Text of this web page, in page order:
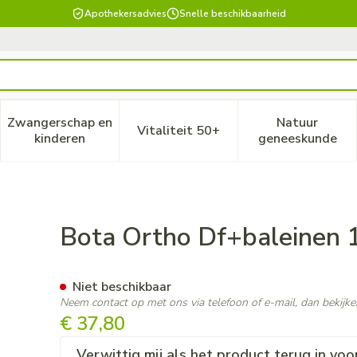
Apothekersadvies Snelle beschikbaarheid
verzorging en hygiëne categorie
voor Dieet, voeding en vitamines categorie
Zwangerschap en
kinderenToon submenu voor Zwangerschap en kinderen
Vitaliteit 50+Toon submenu voor Vitaliteit
Natuur
geneeskunde
Toon
Sk N6Bota Ortho Df+baleinen
€ 37,80
Niet beschikbaar
Neem contact op met ons via telefoon of e-mail, dan